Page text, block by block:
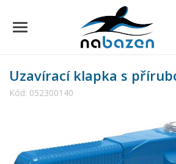
Uzavírací klapka s
Kód: 052300140